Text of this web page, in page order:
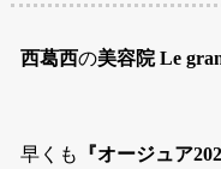
西葛西の美容院 Le
早くも 『オージュア